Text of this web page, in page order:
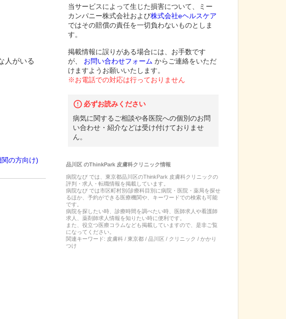
人がいる
の方向け)
当サービスによって生じた損害について、ミー
カンパニー株式会社および株式会社eヘルスケア
ではその賠償の責任を一切負わないものとしま
す。
掲載情報に誤りがある場合には、お手数です
が、
お問い合わせフォーム からご連絡をいただ
けますようお願いいたします。
※お電話での対応は行っておりません
必ずお読みください
病気に関するご相談や各医院への個別のお問
い合わせ・紹介などは受け付けておりませ
ん。
品川区のThinkPark 皮膚科クリニック情報
病院なび では、 東京都品川区のThinkPark 皮膚科クリニックの
評判・求人・転職情報を掲載しています。
病院なび では市区町村別/診療科目別に病院・医院・薬局を探せ
るほか、予約ができる医療機関や、キーワードでの検索も可能
です。
病院を探したい時、診療時間を調べたい時、医師求人や看護師
求人、薬剤師求人情報を知りたい時に便利です。
また、役立つ医療コラムなども掲載していますので、是非ご覧
になってください。
関連キーワード: 皮膚科 / 東京都 / 品川区 / クリニック / かかり
つけ